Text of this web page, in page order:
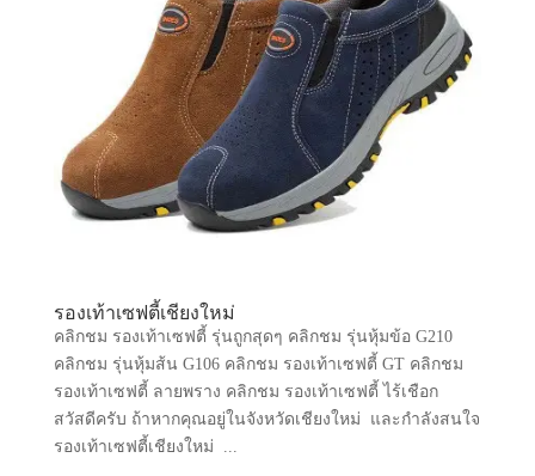
รองเท้าเซฟตี้เชียงใหม่
คลิกชม รองเท้าเซฟตี้ รุ่นถูกสุดๆ คลิกชม รุ่นหุ้มข้อ G210
คลิกชม รุ่นหุ้มส้น G106 คลิกชม รองเท้าเซฟตี้ GT คลิกชม
รองเท้าเซฟตี้ ลายพราง คลิกชม รองเท้าเซฟตี้ ไร้เชือก
สวัสดีครับ ถ้าหากคุณอยู่ในจังหวัดเชียงใหม่ และกำลังสนใจ
รองเท้าเซฟตี้เชียงใหม่ ...